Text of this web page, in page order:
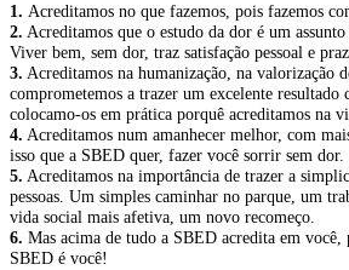
1. Acreditamos no que fazemos, pois fazemos
2. Acreditamos que o estudo da dor é um
Viver bem, sem dor, traz satisfação pessoal e
3. Acreditamos na humanização, na valorização
comprometemos a trazer um excelente resultado
colocamo-os em prática porquê acreditamos na
4. Acreditamos num amanhecer melhor, com
isso que a SBED quer, fazer você sorrir sem dor.
5. Acreditamos na importância de trazer a
pessoas. Um simples caminhar no parque, um
vida social mais afetiva, um novo recomeço.
6. Mas acima de tudo a SBED acredita em você,
SBED é você!